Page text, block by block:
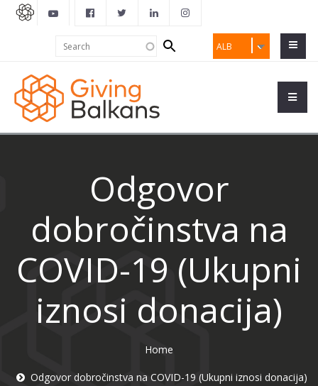
ALB
Search
form
Odgovor
dobročinstva na
COVID-19 (Ukupni
iznosi donacija)
Home
Odgovor dobročinstva na COVID-19 (Ukupni iznosi donacija)